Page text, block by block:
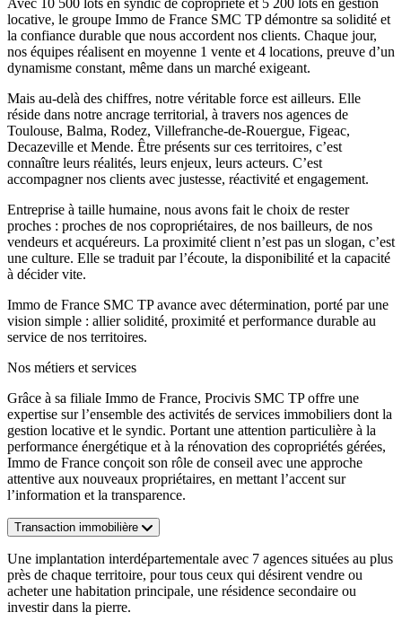
Avec 10 500 lots en syndic de copropriété et 5 200 lots en gestion
locative, le groupe Immo de France SMC TP démontre sa solidité et
la confiance durable que nous accordent nos clients. Chaque jour,
nos équipes réalisent en moyenne 1 vente et 4 locations, preuve d’un
dynamisme constant, même dans un marché exigeant.
Mais au-delà des chiffres, notre véritable force est ailleurs. Elle
réside dans notre ancrage territorial, à travers nos agences de
Toulouse, Balma, Rodez, Villefranche-de-Rouergue, Figeac,
Decazeville et Mende. Être présents sur ces territoires, c’est
connaître leurs réalités, leurs enjeux, leurs acteurs. C’est
accompagner nos clients avec justesse, réactivité et engagement.
Entreprise à taille humaine, nous avons fait le choix de rester
proches : proches de nos copropriétaires, de nos bailleurs, de nos
vendeurs et acquéreurs. La proximité client n’est pas un slogan, c’est
une culture. Elle se traduit par l’écoute, la disponibilité et la capacité
à décider vite.
Immo de France SMC TP avance avec détermination, porté par une
vision simple : allier solidité, proximité et performance durable au
service de nos territoires.
Nos métiers et services
Grâce à sa filiale Immo de France, Procivis SMC TP offre une
expertise sur l’ensemble des activités de services immobiliers dont la
gestion locative et le syndic. Portant une attention particulière à la
performance énergétique et à la rénovation des copropriétés gérées,
Immo de France conçoit son rôle de conseil avec une approche
attentive aux nouveaux propriétaires, en mettant l’accent sur
l’information et la transparence.
Transaction immobilière
Une implantation interdépartementale avec 7 agences situées au plus
près de chaque territoire, pour tous ceux qui désirent vendre ou
acheter une habitation principale, une résidence secondaire ou
investir dans la pierre.